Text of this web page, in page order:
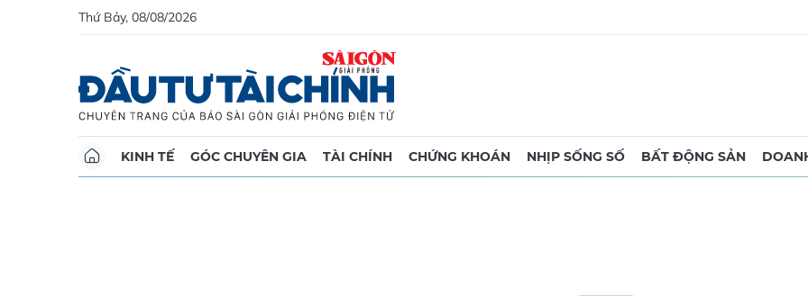
Thứ Bảy, 08/08/2026
KINH TẾ GÓC CHUYÊN GIA TÀI CHÍNH CHỨNG KHOÁN NHỊP SỐNG SỐ BẤT ĐỘNG SẢN